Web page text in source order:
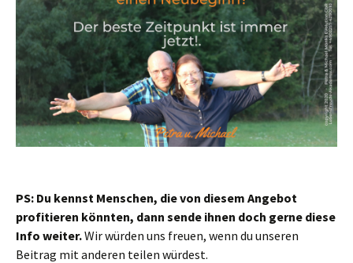
PS: Du kennst Menschen, die von diesem Angebot
profitieren könnten, dann sende ihnen doch gerne diese
Info weiter.Wir würden uns freuen, wenn du unseren
Beitrag mit anderen teilen würdest.